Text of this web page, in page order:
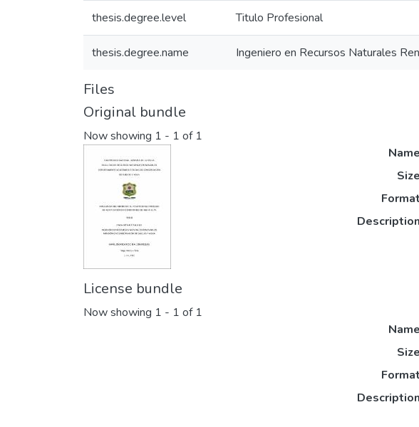
thesis.degree.level Titulo Profesional
thesis.degree.name Ingeniero en Recursos Naturales
Files
Original bundle
Now showing 1 - 1 of 1
License bundle
Now showing 1 - 1 of 1